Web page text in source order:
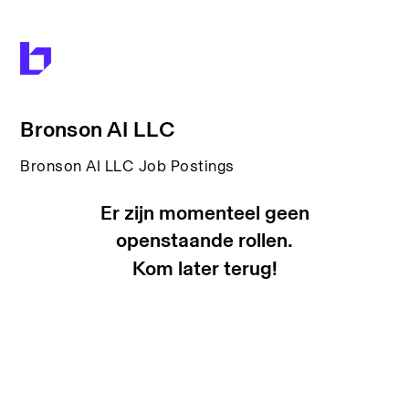
Bronson AI LLC
Bronson AI LLC Job Postings
Er zijn momenteel geen
openstaande rollen.
Kom later terug!